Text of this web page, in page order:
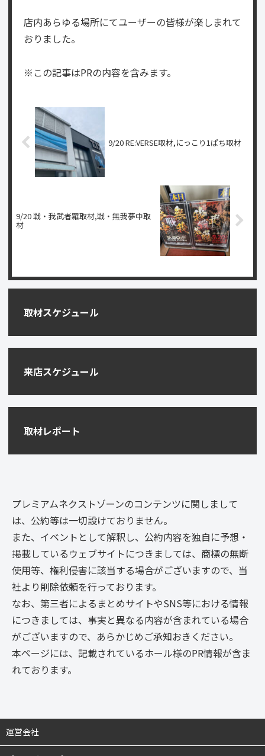
店内あらゆる場所にてユーザーの皆様が楽しまれて
おりました。
※この記事はPRの内容を含みます。
9/20 RE:VERSE取材,にっこり1ぱち取材
9/20 戦・我武者羅取材,戦・無我夢中取
材
取材スケジュール
来店スケジュール
取材レポート
プレミアムネクストゾーンのコンテンツに関しまして
は、公約等は一切設けておりません。
また、イベントとして解釈し、公約内容を独自に予想・
掲載しているウェブサイトにつきましては、商標の無断
使用等、権利侵害に該当する場合がございますので、当
社より削除依頼を行っております。
なお、第三者によるまとめサイトやSNS等における情報
につきましては、事実と異なる内容が含まれている場合
がございますので、あらかじめご承知おきください。
本ページには、記載されているホール様のPR情報が含ま
れております。
運営会社